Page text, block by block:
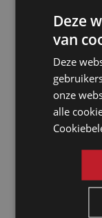
Deze
van
Deze
onze
alle